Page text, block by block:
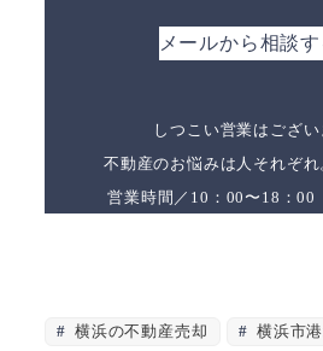
メールから相談す
しつこい営業はござい
不動産のお悩みは人それぞ
営業時間／10：00〜18：
横浜の不動産売却 横浜市